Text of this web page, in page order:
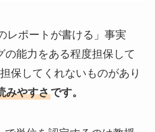
レポートが書ける」事実
の能力をある程度担保して
保してくれないものがあり
みやすさです。